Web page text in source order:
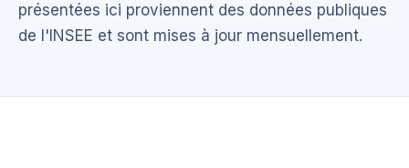
présentées ici proviennent des données publiques
de l'INSEE et sont mises à jour mensuellement.